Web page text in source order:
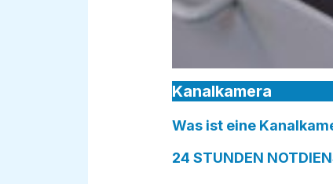
Kanalkamera
Was ist eine
24 STUNDEN